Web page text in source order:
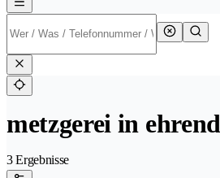
metzgerei in
3 Ergebnisse